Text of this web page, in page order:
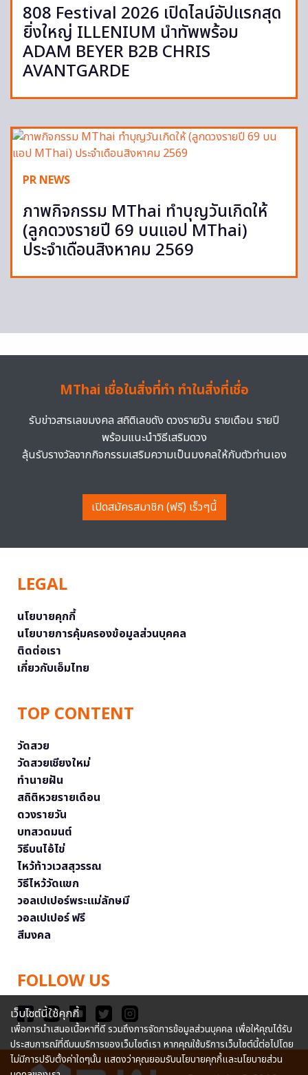
808 Festival 2026 เปิดไลน์อัปแรกสุด
ยิ่งใหญ่ ILLENIUM นำทัพพร้อม
ADAM BEYER B2B CHRIS
AVANTGARDE
PR NEWS
ภาพกิจกรรม MThai ทำบุญวันเกิดให้
(ลูกดวงรายปี 69 บนแอป MThai)
ประจำเดือนสิงหาคม 2569
MThai เชื่อในสิ่งที่ทำ ทำในสิ่งที่เชื่อ
รับข่าวสารเลขมงคล สถิติเลขดัง ดวงรายวัน รายเดือน รายปี
พร้อมแนะนำวิธีเสริมดวง
ลุ้นรับรางวัลจากกิจกรรมเสริมความเป็นมงคลให้กับตัวท่านเอง
เปิดสมัครสมาชิก (ฟรี) เร็วๆนี้
LEGAL
นโยบายคุกกี้
นโยบายการคุ้มครองข้อมูลส่วนบุคคล
ติดต่อเรา
เกี่ยวกับเอ็มไทย
TOP CONTENT
วัดสวย
วัดสวยเชียงใหม่
ทำนายฝัน
สถิติหวยรายเดือน
ดวงรายวัน
บทสวดมนต์
วิธีบนไอ้ไข่
ไหว้ท้าวเวสสุวรรณ
วิธีไหว้วัดแขก
วอลเปเปอร์พระแม่ลักษมี
วอลเปเปอร์ ฟรี
สีมงคล
FOLLOW US
เว็บไซต์นี้ใช้คุกกี้
เพื่อการนำเสนอเนื้อหาที่ดี รวมถึงการจัดการข้อมูลส่วนบุคคล เพื่อให้คุณได้รับ
ประสบการณ์ที่ดีบนบริการของเว็บไซต์เรา หากคุณใช้บริการเว็บไซต์นี้ต่อไปโดย
ไม่มีการปรับตั้งค่าใดๆนั้น แสดงว่าคุณยอมรับนโยบายคุกกี้และนโยบายส่วน